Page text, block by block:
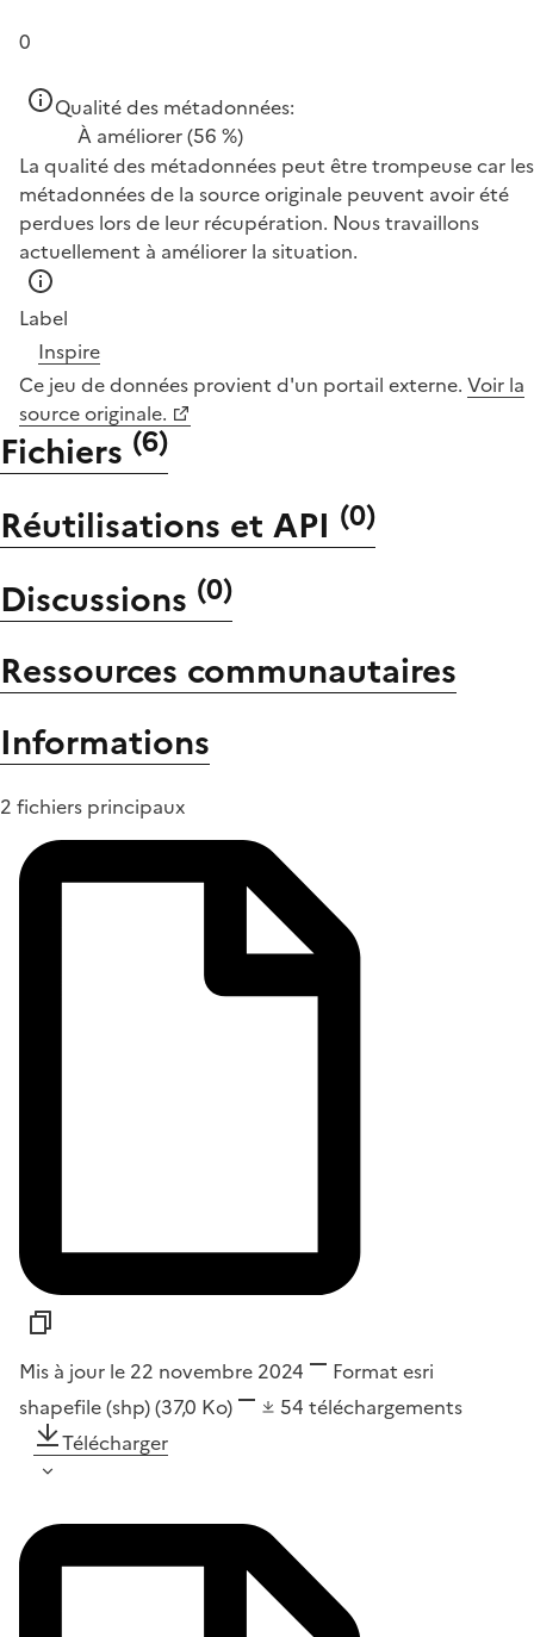
0
Qualité des métadonnées:
À améliorer(56 %)
La qualité des métadonnées peut être trompeuse car les
métadonnées de la source originale peuvent avoir été
perdues lors de leur récupération. Nous travaillons
actuellement à améliorer la situation.
Label
Inspire
Ce jeu de données provient d'un portail externe. Voir la
source originale.
Fichiers (6)
Réutilisations et API (0)
Discussions (0)
Ressources communautaires
Informations
2 fichiers principaux
Mis à jour le 22 novembre 2024 Format esri
shapefile (shp)(37,0 Ko) 54 téléchargements
Télécharger